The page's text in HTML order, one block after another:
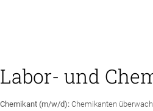
Labor- und
Chemikant (m/w/d): Chemikanten